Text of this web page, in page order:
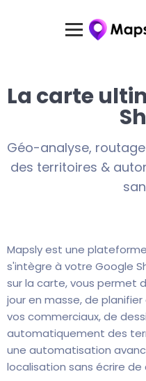
La carte
Géo-analyse,
des territoires &
Mapsly est une
s'intègre à votre Google
sur la carte, vous permet
jour en masse, de
vos commerciaux, de
automatiquement des
une automatisation
localisation sans écrire